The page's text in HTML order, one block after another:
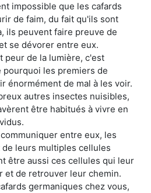
impossible que les cafards
de faim, du fait qu'ils sont
ils peuvent faire preuve de
se dévorer entre eux.
peur de la lumière, c'est
les premiers de
énormément de mal à les voir.
autres insectes nuisibles,
être habitués à vivre en
entre eux, les
leurs multiples cellules
être aussi ces cellules qui leur
et de retrouver leur chemin.
germaniques chez vous,